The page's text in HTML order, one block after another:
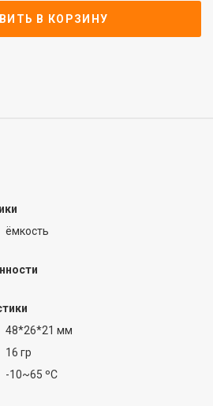
В КОРЗИНУ
ёмкость
48*26*21 мм
16 гр
-10~65 ºC